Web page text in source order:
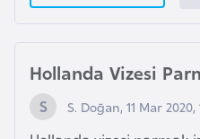
Hollanda Vizesi
S. Doğan, 11 Mar 2020,
p
y
a